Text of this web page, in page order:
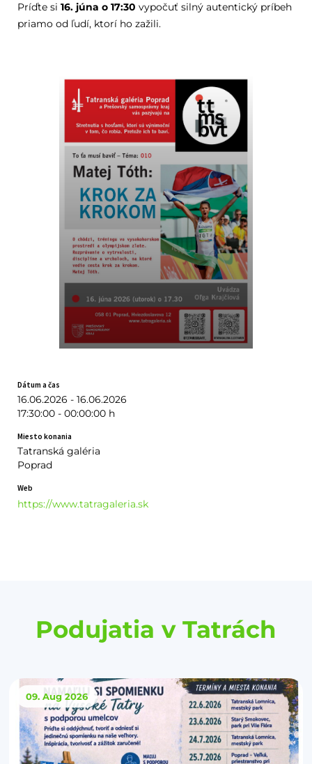
Príďte si 16. júna o 17:30 vypočuť silný autentický príbeh
priamo od ľudí, ktorí ho zažili.
Dátum a čas
16.06.2026 - 16.06.2026
17:30:00 - 00:00:00 h
Miesto konania
Tatranská galéria
Poprad
Web
https://www.tatragaleria.sk
Podujatia v Tatrách
09. Aug 2026